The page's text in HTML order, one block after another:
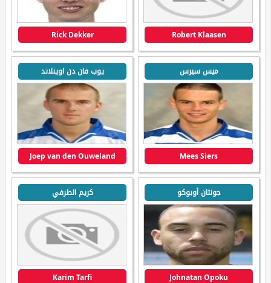
Robert Klaasen
Rick Dekker
ميس سيرس
Mees Siers
يوب فان دن اوينلاند
Joep van den Ouweland
جونتان أوبوكو
Johnatan Opoku
كريم الطرفي
Karim Tarfi